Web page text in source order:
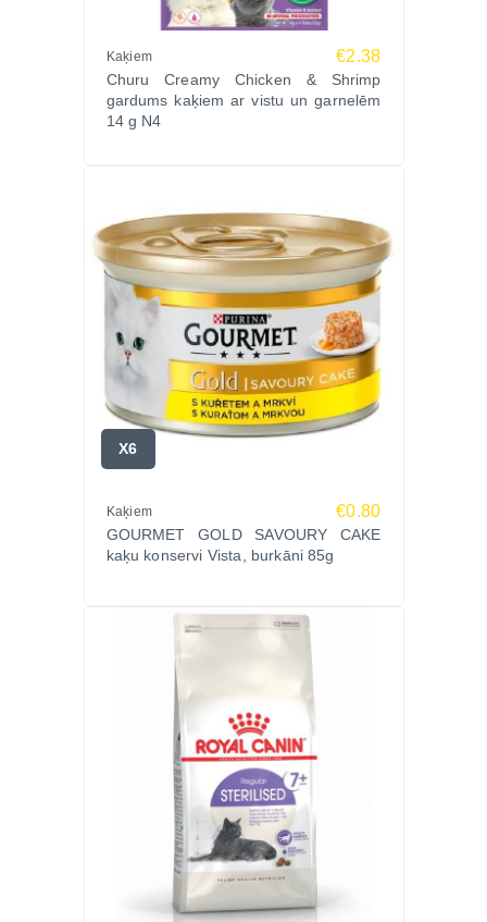
Kaķiem €2.38
Churu Creamy Chicken & Shrimp
gardums kaķiem ar vistu un garnelēm
14 g N4
X6
Kaķiem €0.80
GOURMET GOLD SAVOURY CAKE
kaķu konservi Vista, burkāni 85g